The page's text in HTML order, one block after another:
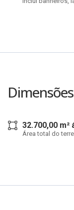
32.700,00
Área total do